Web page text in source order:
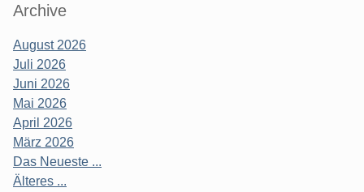
Archive
August 2026
Juli 2026
Juni 2026
Mai 2026
April 2026
März 2026
Das Neueste ...
Älteres ...